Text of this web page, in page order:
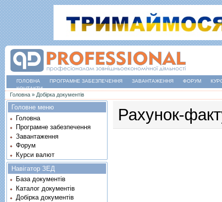
ГОЛОВНА ПРОГРАМНЕ ЗАБЕЗПЕЧЕННЯ ЗАВАНТАЖЕННЯ ФОРУМ
КОНТАКТИ
Ви є тут
Головна » Добірка документів
Рахунок-
Головне меню
Головна
Програмне забезпечення
Завантаження
Форум
Курси валют
Навігатор ЗЕД
База документів
Каталог документів
Добірка документів